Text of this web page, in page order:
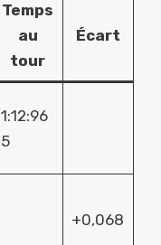
Temps
au
tour
Écart
1:12:96
5
+0,068